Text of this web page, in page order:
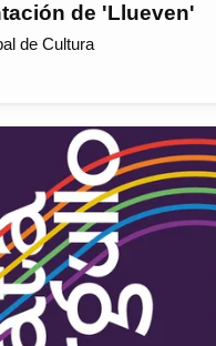
de 'Llueven'
de Cultura